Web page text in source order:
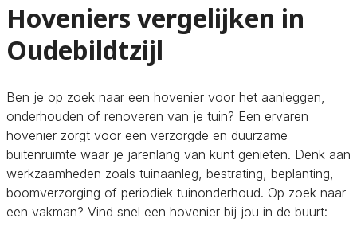
Hoveniers vergelijken in
Oudebildtzijl
Ben je op zoek naar een hovenier voor het aanleggen,
onderhouden of renoveren van je tuin? Een ervaren
hovenier zorgt voor een verzorgde en duurzame
buitenruimte waar je jarenlang van kunt genieten. Denk aan
werkzaamheden zoals tuinaanleg, bestrating, beplanting,
boomverzorging of periodiek tuinonderhoud. Op zoek naar
een vakman? Vind snel een hovenier bij jou in de buurt: